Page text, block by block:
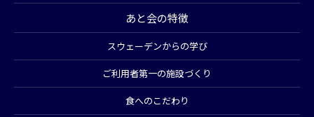
あと会の特徴
スウェーデンからの学び
ご利用者第一の施設づくり
食へのこだわり